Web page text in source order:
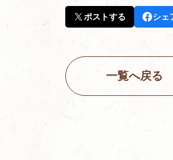
ポストする シェ
一覧へ戻る